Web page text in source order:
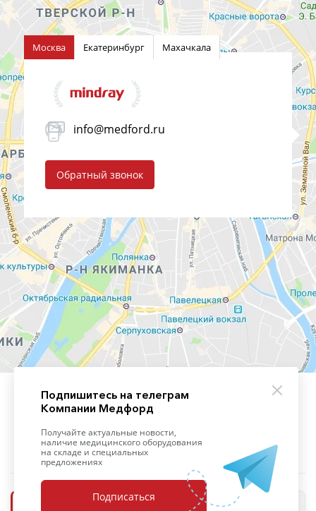
Москва Екатеринбург Махачкала
info@medford.ru
Обратный звонок
Подпишитесь на телеграм
Компании Медфорд
Получайте актуальные новости,
наличие медицинского оборудования
на складе и специальных
предложениях
Подписаться